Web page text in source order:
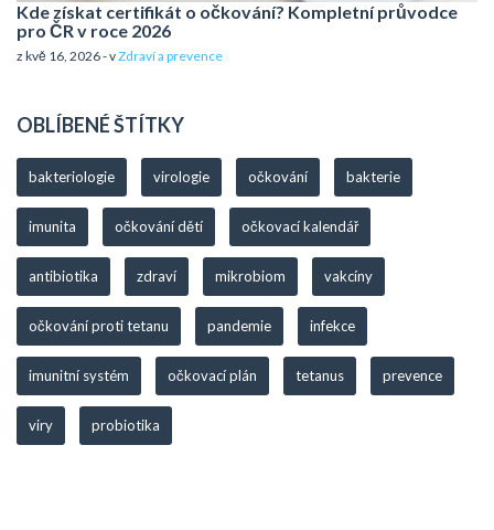
Kde získat certifikát o očkování? Kompletní průvodce
pro ČR v roce 2026
z kvě 16, 2026 - vZdraví a prevence
OBLÍBENÉ ŠTÍTKY
bakteriologie virologie očkování bakterie
imunita očkování dětí očkovací kalendář
antibiotika zdraví mikrobiom vakcíny
očkování proti tetanu pandemie infekce
imunitní systém očkovací plán tetanus prevence
viry probiotika